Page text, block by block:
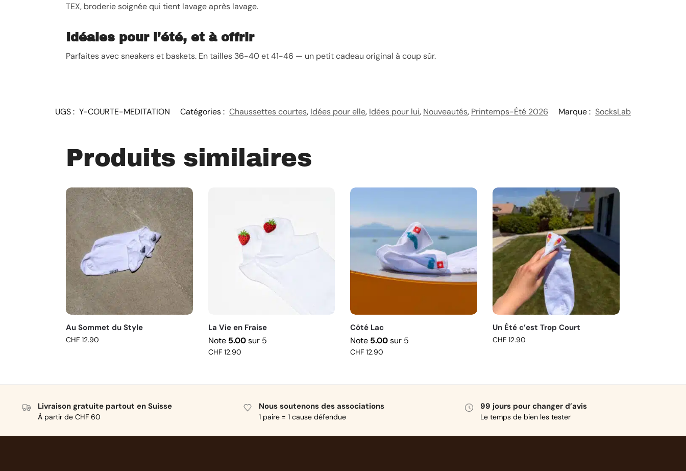
TEX, broderie soignée qui tient lavage après lavage.
Idéales pour l’été, et à offrir
Parfaites avec sneakers et baskets. En tailles 36-40 et 41-46 — un petit cadeau original à coup sûr.
UGS : Y-COURTE-MEDITATION Catégories : Chaussettes courtes, Idées pour elle, Idées pour lui, Nouveautés, Printemps-Été 2026 Marque : SocksLab
Produits similaires
Au Sommet du Style
CHF12.90
La Vie en Fraise
Note 5.00sur 5
CHF12.90
Côté Lac
Note 5.00sur 5
CHF 12.90
Un Été c’est Trop Court
CHF 12.90
Livraison gratuite partout en Suisse
À partir de CHF 60
Nous soutenons des associations
1 paire = 1 cause défendue
99 jours pour changer d’avis
Le temps de bien les tester